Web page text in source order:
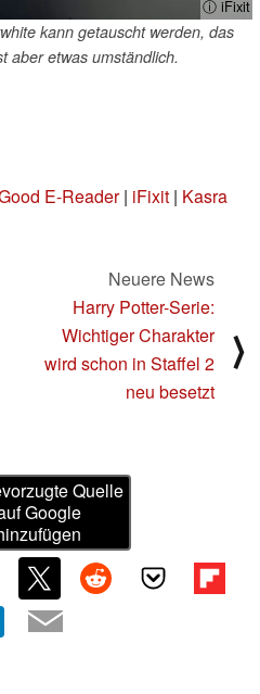
ⓘ iFixit
kann getauscht werden, das
aber etwas umständlich.
E-Reader| iFixit | Kasra
Neuere News
Harry Potter-Serie:
Wichtiger Charakter
wird schon in Staffel 2
neu besetzt
⟩
Quelle
Google